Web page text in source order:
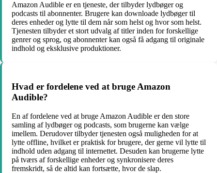
Amazon Audible er en tjeneste, der tilbyder lydbøger og
podcasts til abonnenter. Brugere kan downloade lydbøger til
deres enheder og lytte til dem når som helst og hvor som helst.
Tjenesten tilbyder et stort udvalg af titler inden for forskellige
genrer og sprog, og abonnenter kan også få adgang til originale
indhold og eksklusive produktioner.
Hvad er fordelene ved at bruge Amazon
Audible?
En af fordelene ved at bruge Amazon Audible er den store
samling af lydbøger og podcasts, som brugerne kan vælge
imellem. Derudover tilbyder tjenesten også muligheden for at
lytte offline, hvilket er praktisk for brugere, der gerne vil lytte til
indhold uden adgang til internettet. Desuden kan brugerne lytte
på tværs af forskellige enheder og synkronisere deres
fremskridt, så de altid kan fortsætte, hvor de slap.